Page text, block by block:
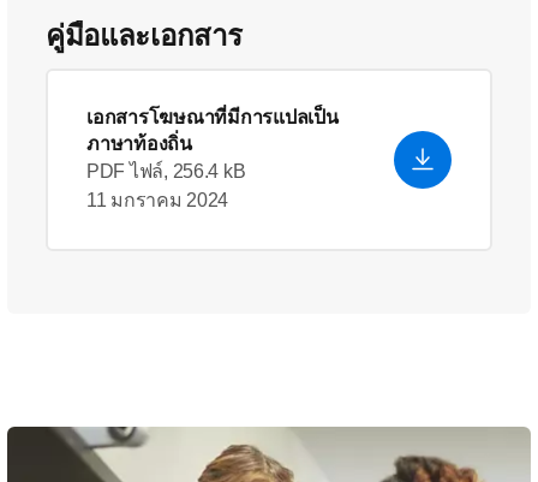
คู่มือและเอกสาร
เอกสารโฆษณาที่มีการแปลเป็น
ภาษาท้องถิ่น
PDF ไฟล์, 256.4 kB
11 มกราคม 2024